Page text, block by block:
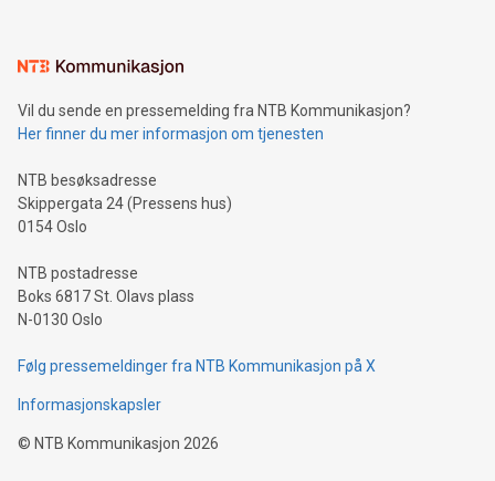
Vil du sende en pressemelding fra NTB Kommunikasjon?
Her finner du mer informasjon om tjenesten
NTB besøksadresse
Skippergata 24 (Pressens hus)
0154 Oslo
NTB postadresse
Boks 6817 St. Olavs plass
N-0130 Oslo
Følg pressemeldinger fra NTB Kommunikasjon på X
Informasjonskapsler
© NTB Kommunikasjon 2026